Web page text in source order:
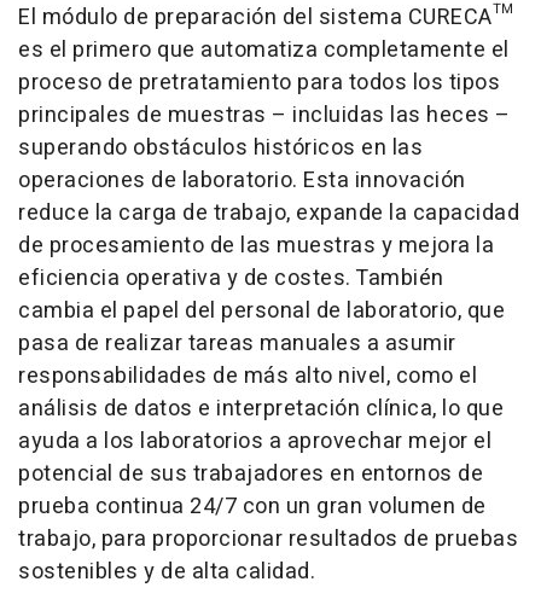
El módulo de preparación del sistema CURECA™
es el primero que automatiza completamente el
proceso de pretratamiento para todos los tipos
principales de muestras – incluidas las heces –
superando obstáculos históricos en las
operaciones de laboratorio. Esta innovación
reduce la carga de trabajo, expande la capacidad
de procesamiento de las muestras y mejora la
eficiencia operativa y de costes. También
cambia el papel del personal de laboratorio, que
pasa de realizar tareas manuales a asumir
responsabilidades de más alto nivel, como el
análisis de datos e interpretación clínica, lo que
ayuda a los laboratorios a aprovechar mejor el
potencial de sus trabajadores en entornos de
prueba continua 24/7 con un gran volumen de
trabajo, para proporcionar resultados de pruebas
sostenibles y de alta calidad.